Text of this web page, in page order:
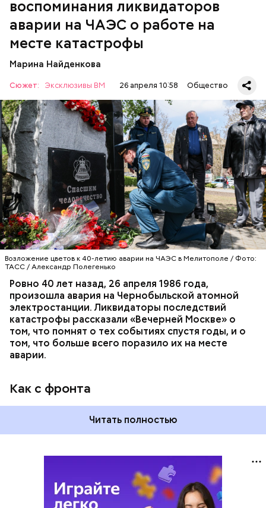
воспоминания ликвидаторов
аварии на ЧАЭС о работе на
месте катастрофы
Марина Найденкова
Сюжет: Эксклюзивы ВМ 26 апреля 10:58 Общество
Возложение цветов к 40-летию аварии на ЧАЭС в Мелитополе / Фото:
ТАСС / Александр Полегенько
Ровно 40 лет назад, 26 апреля 1986 года,
произошла авария на Чернобыльской атомной
электростанции. Ликвидаторы последствий
катастрофы рассказали «Вечерней Москве» о
том, что помнят о тех событиях спустя годы, и о
том, что больше всего поразило их на месте
аварии.
Как с фронта
Специалист гражданской обороны Московского
авиацентра Владимир Макеев в 1986 году служил в
Киеве в отдельном механизированном полку
гражданской обороны. На тот момент, когда
произошла авария на Чернобыльской атомной
станции, ему было 26 лет.
несколько часов мы направились в сторону
Чернобыля, — вспоминает Макеев.
Читать полностью
АВАРИИ ЧЕРНОБЫЛЬ ИСТОРИЯ